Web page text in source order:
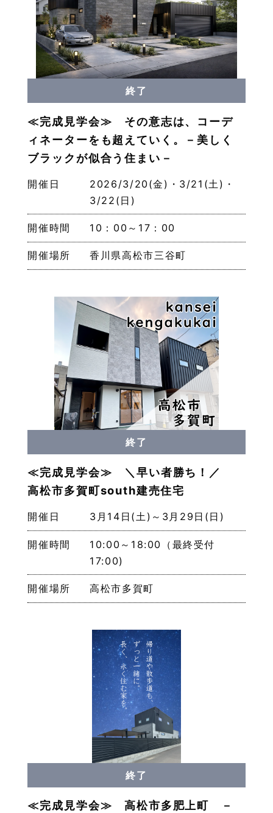
終了
≪完成見学会≫ その意志は、コーデ
ィネーターをも超えていく。－美しく
ブラックが似合う住まい－
開催日
2026/3/20(金)・3/21(土)・
3/22(日)
開催時間 10：00～17：00
開催場所 香川県高松市三谷町
終了
≪完成見学会≫ ＼早い者勝ち！／
高松市多賀町south建売住宅
開催日 3月14日(土)～3月29日(日)
開催時間
10:00～18:00（最終受付
17:00)
開催場所 高松市多賀町
終了
≪完成見学会≫ 高松市多肥上町 －